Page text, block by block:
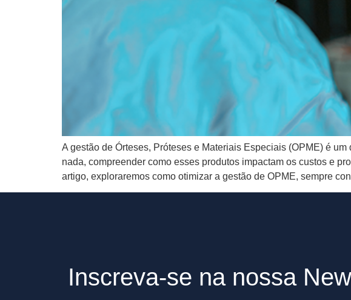
A gestão de Órteses, Próteses e Materiais Especiais (OPME) é
nada, compreender como esses produtos impactam os custos e
artigo, exploraremos como otimizar a gestão de OPME, sempre
Inscreva-se na nossa